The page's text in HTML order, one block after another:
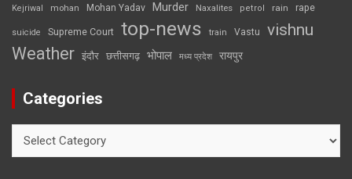
Kejriwal mohan Mohan Yadav Murder Naxalites petrol rain rape
suicide Supreme Court top-news train Vastu vishnu
Weather इंदौर छत्तीसगढ़ भोपाल मध्य प्रदेश रायपुर
Categories